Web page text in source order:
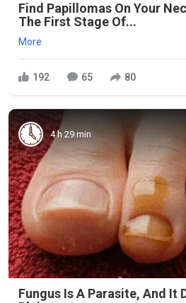
Find Papillomas On Your
The First Stage Of...
More
192 65 80
4 h 29 min
Fungus Is A Parasite, And It